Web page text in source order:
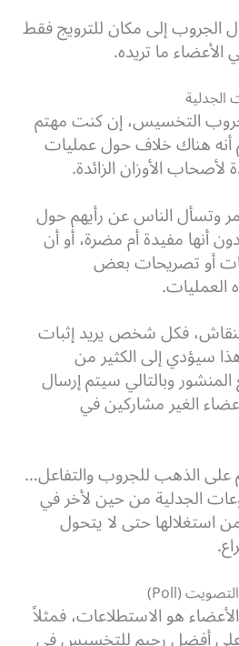
الجروب إلى مكان للترويج فقط
ما تريده.
التخسيس، إن كنت مهتم
أنه هناك خلاف حول عمليات
الأوزان الزائدة.
وتسأل الناس عن رأيهم حول
أنها مفيدة أم مضرة، أو أن
أو تصريحات بعض
فكل شخص يريد إثبات
سيؤدي إلى الكثير من
وبالتالي سيتم إرسال
الغير مشاركين في
على الذهب للجروب والتفاعل…
الجدلية من حين لأخر في
استغلالها حتى لا يتحول
هو الاستطلاعات، فمثلاً